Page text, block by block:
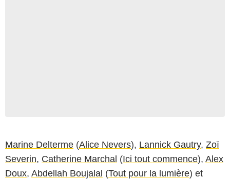
Marine Delterme (Alice Nevers), Lannick Gautry, Zoï
Severin, Catherine Marchal (Ici tout commence), Alex
Doux, Abdellah Boujalal (Tout pour la lumière) et